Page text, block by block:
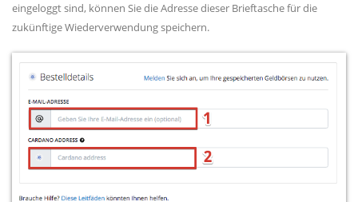
eingeloggt sind, können Sie die Adresse dieser Brieftasche für die
zukünftige Wiederverwendung speichern.